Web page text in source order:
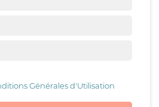
Générales d'Utilisation